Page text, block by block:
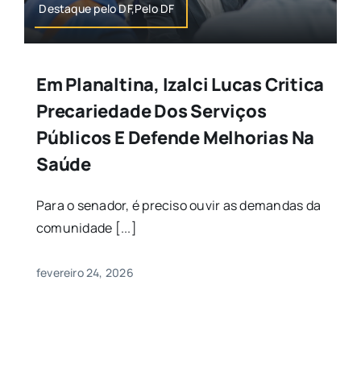
Destaque pelo DF,Pelo DF
Em Planaltina, Izalci Lucas Critica
Precariedade Dos Serviços
Públicos E Defende Melhorias Na
Saúde
Para o senador, é preciso ouvir as demandas da
comunidade [...]
fevereiro 24, 2026